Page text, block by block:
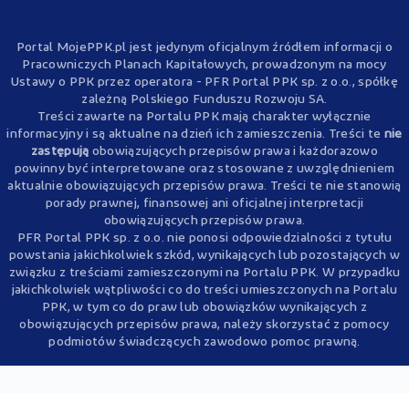
Portal MojePPK.pl jest jedynym oficjalnym źródłem informacji o
Pracowniczych Planach Kapitałowych, prowadzonym na mocy
Ustawy o PPK przez operatora - PFR Portal PPK sp. z o.o., spółkę
zależną Polskiego Funduszu Rozwoju SA.
Treści zawarte na Portalu PPK mają charakter wyłącznie
informacyjny i są aktualne na dzień ich zamieszczenia. Treści te nie
zastępują obowiązujących przepisów prawa i każdorazowo
powinny być interpretowane oraz stosowane z uwzględnieniem
aktualnie obowiązujących przepisów prawa. Treści te nie stanowią
porady prawnej, finansowej ani oficjalnej interpretacji
obowiązujących przepisów prawa.
PFR Portal PPK sp. z o.o. nie ponosi odpowiedzialności z tytułu
powstania jakichkolwiek szkód, wynikających lub pozostających w
związku z treściami zamieszczonymi na Portalu PPK. W przypadku
jakichkolwiek wątpliwości co do treści umieszczonych na Portalu
PPK, w tym co do praw lub obowiązków wynikających z
obowiązujących przepisów prawa, należy skorzystać z pomocy
podmiotów świadczących zawodowo pomoc prawną.